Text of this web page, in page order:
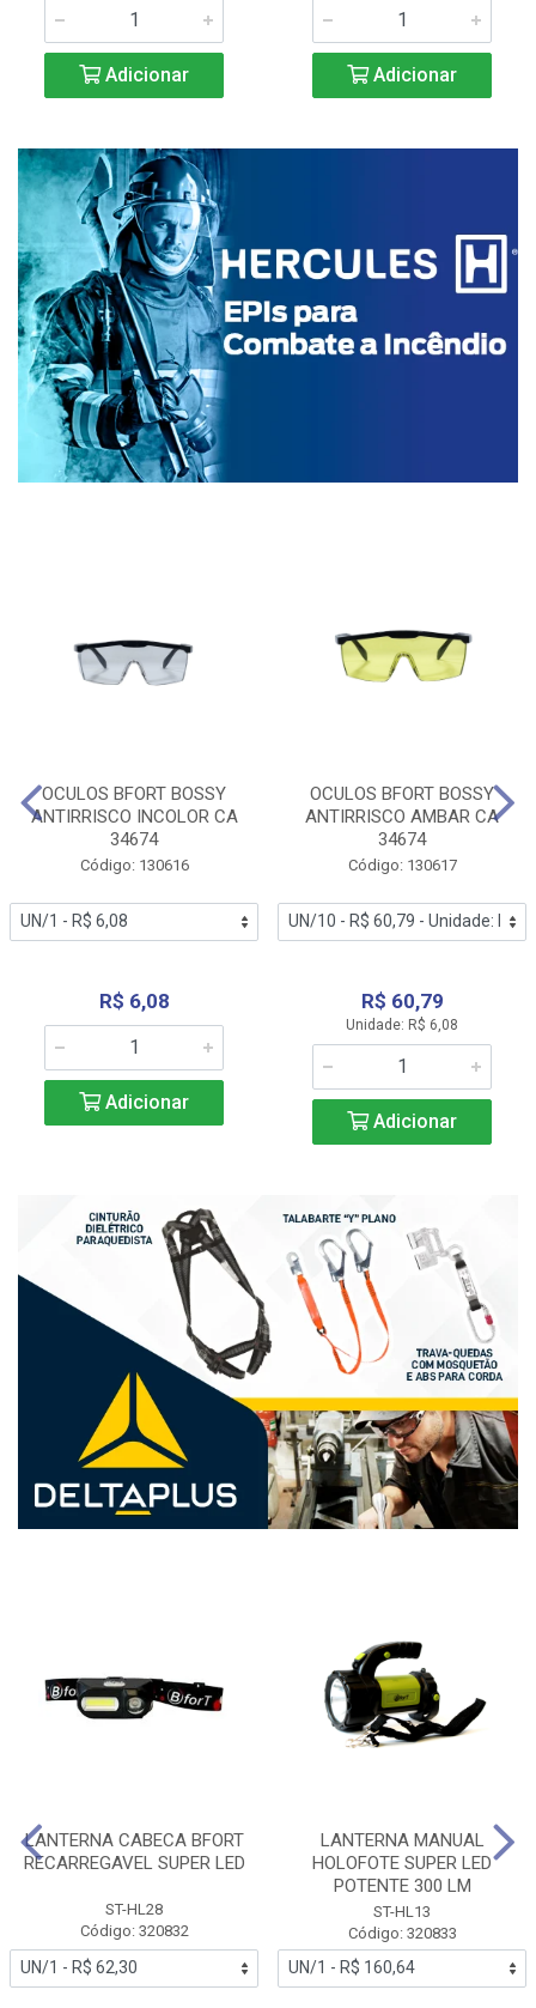
Adicionar Adicionar
OCULOS BFORT BOSSY
ANTIRRISCO INCOLOR CA
34674
Código: 130616
R$ 6,08
Adicionar
OCULOS BFORT BOSSY
ANTIRRISCO AMBAR CA
34674
Código: 130617
R$ 60,79
Unidade: R$ 6,08
Adicionar
LANTERNA CABECA BFORT
RECARREGAVEL SUPER LED
ST-HL28
Código: 320832
LANTERNA MANUAL
HOLOFOTE SUPER LED
POTENTE 300 LM
ST-HL13
Código: 320833